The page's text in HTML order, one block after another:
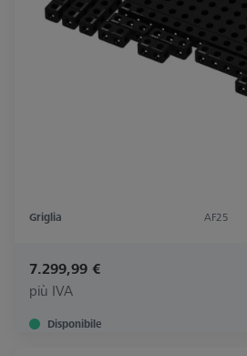
Griglia AF25
7.299,99 €
più IVA
Disponibile